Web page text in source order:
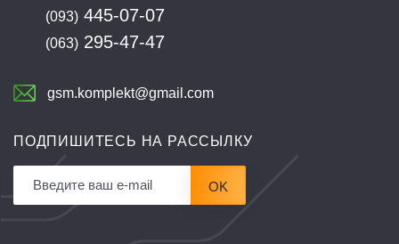
(093) 445-07-07
(063) 295-47-47
gsm.komplekt@gmail.com
ПОДПИШИТЕСЬ НА РАССЫЛКУ
OK